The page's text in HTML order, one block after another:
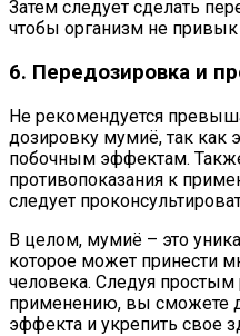
Затем следует сделать
чтобы организм не
6. Передозировка и
Не рекомендуется
дозировку мумиё, так как
побочным эффектам.
противопоказания к
следует
В целом, мумиё – это
которое может принести
человека. Следуя
применению, вы сможете
эффекта и укрепить свое